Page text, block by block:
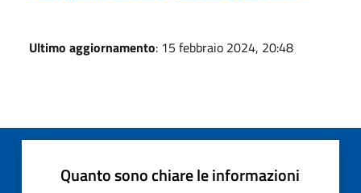
Ultimo aggiornamento: 15 febbraio 2024, 20:48
Quanto sono chiare le informazioni